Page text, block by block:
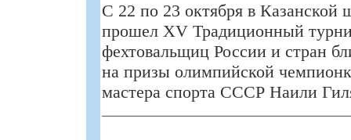
С 22 по 23 октября в Казанской
прошел XV Традиционный
фехтовальщиц России и стран
на призы олимпийской
мастера спорта СССР Наили